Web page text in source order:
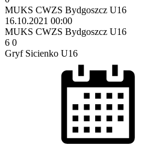
MUKS CWZS Bydgoszcz U16
16.10.2021 00:00
MUKS CWZS Bydgoszcz U16
6 0
Gryf Sicienko U16